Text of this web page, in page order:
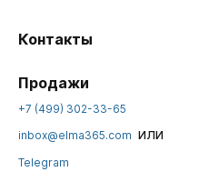
Контакты
Продажи
+7 (499) 302-33-65
inbox@elma365.com или
Telegram